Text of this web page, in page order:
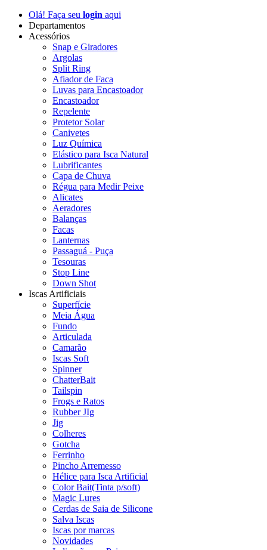
Olá! Faça seu login aqui
Departamentos
Acessórios
Snap e Giradores
Argolas
Split Ring
Afiador de Faca
Luvas para Encastoador
Encastoador
Repelente
Protetor Solar
Canivetes
Luz Química
Elástico para Isca Natural
Lubrificantes
Capa de Chuva
Régua para Medir Peixe
Alicates
Aeradores
Balanças
Facas
Lanternas
Passaguá - Puça
Tesouras
Stop Line
Down Shot
Iscas Artificiais
Superfície
Meia Água
Fundo
Articulada
Camarão
Iscas Soft
Spinner
ChatterBait
Tailspin
Frogs e Ratos
Rubber JIg
Jig
Colheres
Gotcha
Ferrinho
Pincho Arremesso
Hélice para Isca Artificial
Color Bait(Tinta p/soft)
Magic Lures
Cerdas de Saia de Silicone
Salva Iscas
Iscas por marcas
Novidades